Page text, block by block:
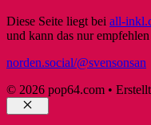
Diese Seite liegt bei all-
und kann das nur
norden.social/@svensonsan
© 2026 pop64.com •
Schließen